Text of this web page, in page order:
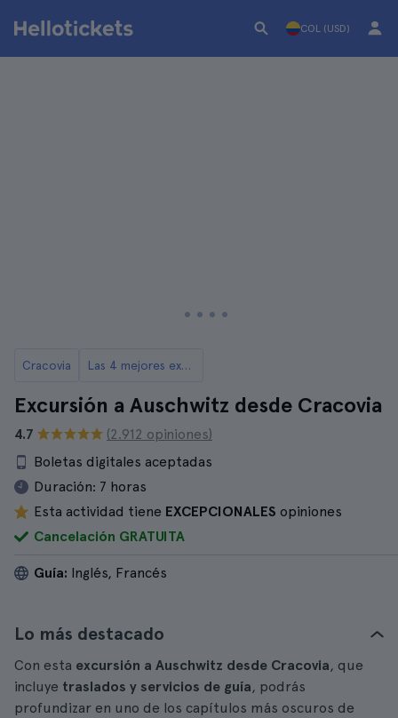
COL (USD)
Cracovia Las 4 mejores excursiones a Auschwitz desde Cracovia
Excursión a Auschwitz desde Cracovia
4.7
(2.912 opiniones)
Boletas digitales aceptadas
Duración: 7 horas
Esta actividad tiene EXCEPCIONALES opiniones
Cancelación GRATUITA
Guía: Inglés, Francés
Lo más destacado
Con esta excursión a Auschwitz desde Cracovia, que
incluye traslados y servicios de guía, podrás
profundizar en uno de los capítulos más oscuros de